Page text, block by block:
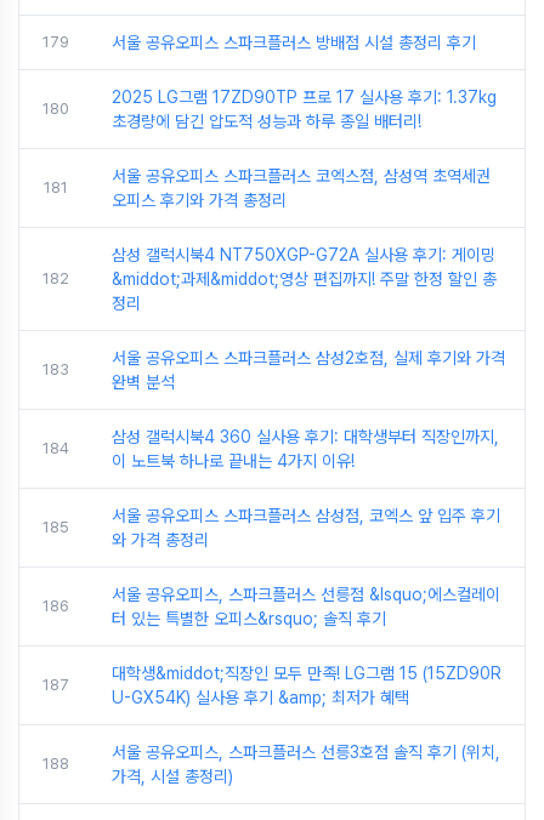
179 서울 공유오피스 스파크플러스 방배점 시설 총정리 후기
180
2025 LG그램 17ZD90TP 프로 17 실사용 후기: 1.37kg
초경량에 담긴 압도적 성능과 하루 종일 배터리!
181
서울 공유오피스 스파크플러스 코엑스점, 삼성역 초역세권
오피스 후기와 가격 총정리
182
삼성 갤럭시북4 NT750XGP-G72A 실사용 후기: 게이밍
&middot;과제&middot;영상 편집까지! 주말 한정 할인 총
정리
183
서울 공유오피스 스파크플러스 삼성2호점, 실제 후기와 가격
완벽 분석
184
삼성 갤럭시북4 360 실사용 후기: 대학생부터 직장인까지,
이 노트북 하나로 끝내는 4가지 이유!
185
서울 공유오피스 스파크플러스 삼성점, 코엑스 앞 입주 후기
와 가격 총정리
186
서울 공유오피스, 스파크플러스 선릉점 &lsquo;에스컬레이
터 있는 특별한 오피스&rsquo; 솔직 후기
187
대학생&middot;직장인 모두 만족! LG그램 15 (15ZD90R
U-GX54K) 실사용 후기 &amp; 최저가 혜택
188
서울 공유오피스, 스파크플러스 선릉3호점 솔직 후기 (위치,
가격, 시설 총정리)